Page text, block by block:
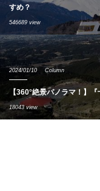
すめ？
546689 view
2024/01/10 Column
【360°絶景パノラマ！】
18043 view